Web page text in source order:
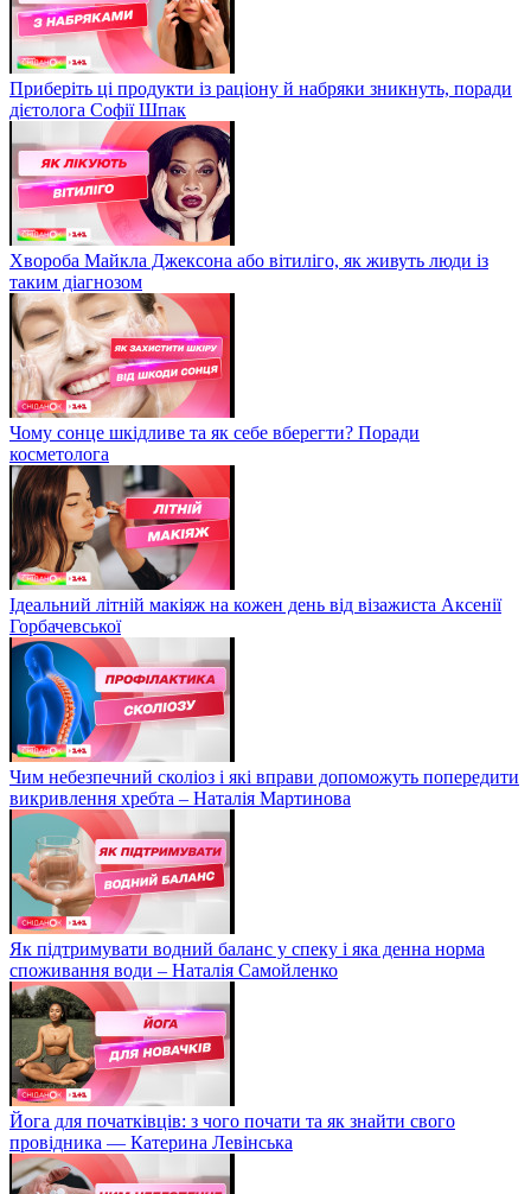
Приберіть ці продукти із раціону й набряки зникнуть, поради
дієтолога Софії Шпак
Хвороба Майкла Джексона або вітиліго, як живуть люди із
таким діагнозом
Чому сонце шкідливе та як себе вберегти? Поради
косметолога
Ідеальний літній макіяж на кожен день від візажиста Аксенії
Горбачевської
Чим небезпечний сколіоз і які вправи допоможуть попередити
викривлення хребта – Наталія Мартинова
Як підтримувати водний баланс у спеку і яка денна норма
споживання води – Наталія Самойленко
Йога для початківців: з чого почати та як знайти свого
провідника — Катерина Левінська